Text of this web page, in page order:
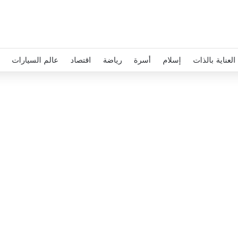
العناية بالذات إسلام أسرة رياضة اقتصاد عالم السيارات